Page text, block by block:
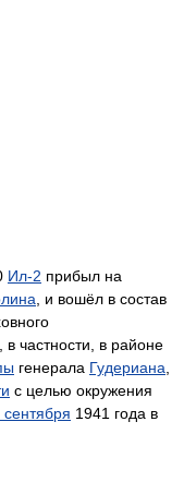
Ил-2 прибыл на
, и вошёл в состав
частности, в районе
генерала Гудериана
с целью окружения
сентября 1941 года в